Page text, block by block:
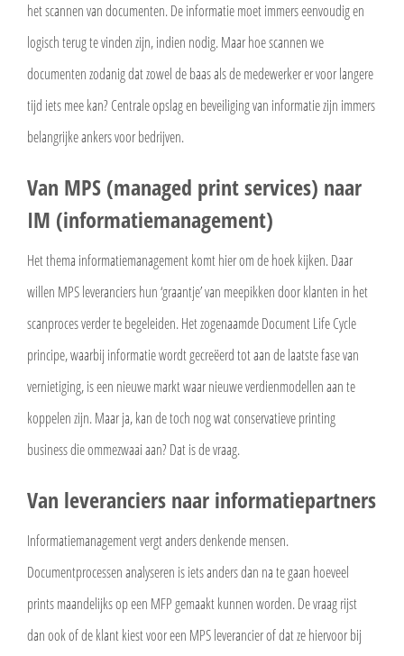
het scannen van documenten. De informatie moet immers eenvoudig en
logisch terug te vinden zijn, indien nodig. Maar hoe scannen we
documenten zodanig dat zowel de baas als de medewerker er voor langere
tijd iets mee kan? Centrale opslag en beveiliging van informatie zijn immers
belangrijke ankers voor bedrijven.
Van MPS (managed print services) naar
IM (informatiemanagement)
Het thema informatiemanagement komt hier om de hoek kijken. Daar
willen MPS leveranciers hun ‘graantje’ van meepikken door klanten in het
scanproces verder te begeleiden. Het zogenaamde Document Life Cycle
principe, waarbij informatie wordt gecreëerd tot aan de laatste fase van
vernietiging, is een nieuwe markt waar nieuwe verdienmodellen aan te
koppelen zijn. Maar ja, kan de toch nog wat conservatieve printing
business die ommezwaai aan? Dat is de vraag.
Van leveranciers naar informatiepartners
Informatiemanagement vergt anders denkende mensen.
Documentprocessen analyseren is iets anders dan na te gaan hoeveel
prints maandelijks op een MFP gemaakt kunnen worden. De vraag rijst
dan ook of de klant kiest voor een MPS leverancier of dat ze hiervoor bij